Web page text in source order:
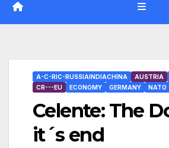
A-C-RIC-RUSSIAINDIACHINA AUSTRIA
CR---EU
ECONOMY GERMANY NATO
Celente: The
it´s end